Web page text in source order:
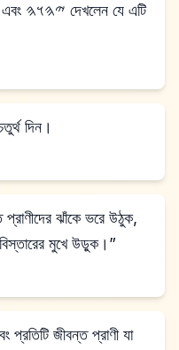
এটি
দিন।
মুখে উড়ুক।”